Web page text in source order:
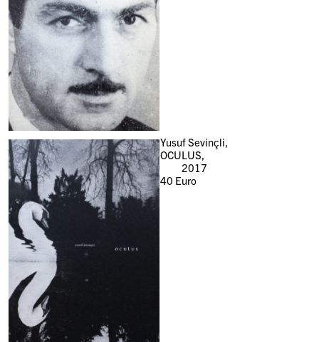
Yusuf Sevinçli,
OCULUS,
2017
40 Euro